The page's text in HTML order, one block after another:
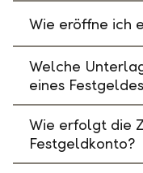
Wie eröffne ich
Welche
eines
Wie erfolgt die
Festgeldkonto?